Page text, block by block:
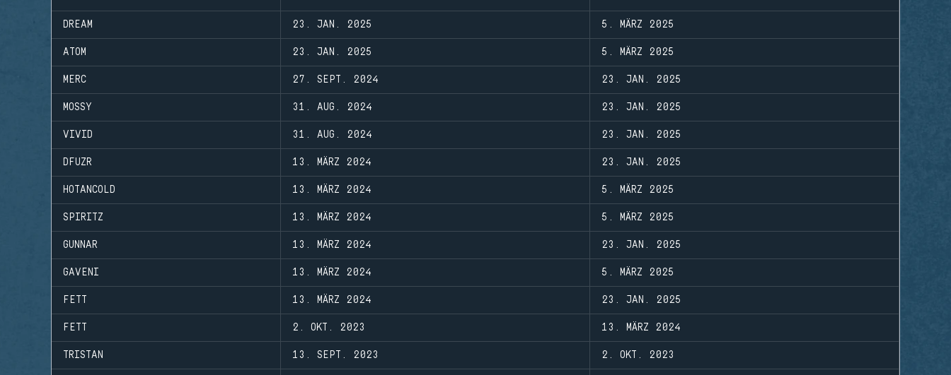
DREAM 23. JAN. 2025 5. MÄRZ 2025
ATOM 23. JAN. 2025 5. MÄRZ 2025
MERC 27. SEPT. 2024 23. JAN. 2025
MOSSY 31. AUG. 2024 23. JAN. 2025
VIVID 31. AUG. 2024 23. JAN. 2025
DFUZR 13. MÄRZ 2024 23. JAN. 2025
HOTANCOLD 13. MÄRZ 2024 5. MÄRZ 2025
SPIRITZ 13. MÄRZ 2024 5. MÄRZ 2025
GUNNAR 13. MÄRZ 2024 23. JAN. 2025
GAVENI 13. MÄRZ 2024 5. MÄRZ 2025
FETT 13. MÄRZ 2024 23. JAN. 2025
FETT 2. OKT. 2023 13. MÄRZ 2024
TRISTAN 13. SEPT. 2023 2. OKT. 2023